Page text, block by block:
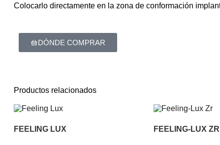
Colocarlo directamente en la zona de conformación
DÓNDE COMPRAR
Productos relacionados
FEELING LUX FEELING-LUX ZR